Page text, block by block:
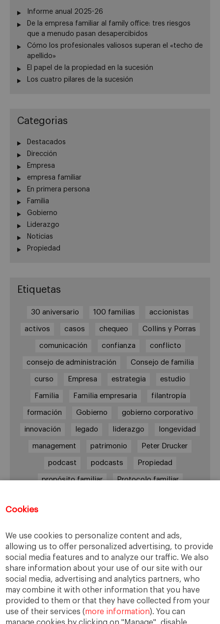
Cookies
We use cookies to personalize content and ads,
allowing us to offer personalized advertising, to provide
social media features and to analyze our traffic. We also
share information about your use of our site with our
social media, advertising and analytics partners, who
may combine it with other information that you have
provided to them or that they have collected from your
use of their services (more information). You can
Informe anual 2025-26
De la empresa familiar al family office: tres riesgos
que a menudo pasan desapercibidos
Cómo los profesionales valiosos superan el «techo de
apellido»
El papel de la propiedad en la sucesión
Los cuatro pilares de la sucesión
Categorias
Destacados
Dirección
Empresa
empresa familiar
En primera persona
Familia
Gobierno
Liderazgo
Noticias
Propiedad
Etiquetas
30 aniversario 100 familias accionistas
activos casos chequeo Collins y Porras
comunicación confianza conflicto
consejo de administración Consejo de familia
curso Empresa estrategia estudio
Familia Familia empresaria filantropía
formación Gobierno gobierno corporativo
innovación legado liderazgo longevidad
management patrimonio Peter Drucker
podcast podcasts Propiedad
propósito familiar Protocolo familiar
salud
toma de decisiones valores virtudes
Enlaces
Cátedra de Empresa Familiar